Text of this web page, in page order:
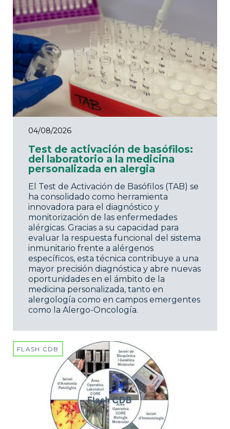
04/08/2026
Test de activación de basófilos:
del laboratorio a la medicina
personalizada en alergia
El Test de Activación de Basófilos (TAB) se
ha consolidado como herramienta
innovadora para el diagnóstico y
monitorización de las enfermedades
alérgicas. Gracias a su capacidad para
evaluar la respuesta funcional del sistema
inmunitario frente a alérgenos
específicos, esta técnica contribuye a una
mayor precisión diagnóstica y abre nuevas
oportunidades en el ámbito de la
medicina personalizada, tanto en
alergología como en campos emergentes
como la Alergo-Oncología.
FLASH CDB